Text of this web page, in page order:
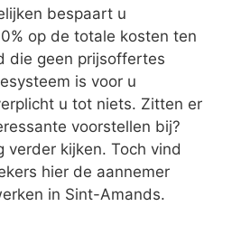
bespaart u
op de totale kosten ten
die geen prijsoffertes
is voor u
u tot niets. Zitten er
voorstellen bij?
verder kijken. Toch vind
hier de aannemer
in Sint-Amands.